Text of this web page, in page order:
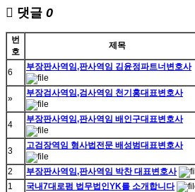
댓글 0
번
호
제목
6
부장판사역임,판사역임 김윤정파트너변호사
»
부장검사역임,검사역임 천기홍대표변호사
4
부장판사역임,판사역임 배인구대표변호사
3
고검장역임 형사법전문 배성범대표변호사
2 부장판사역임,판사역임 박찬 대표변호사
1
국내7대로펌 법무법인YK를 소개합니다